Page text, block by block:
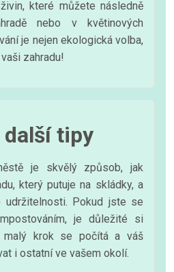
které můžete následně
nebo v květinových
je nejen ekologická volba,
zahradu!
tipy
je skvělý způsob, jak
který putuje na skládky, a
Pokud jste se
je důležité si
malý krok se počítá a váš
i ostatní ve vašem okolí.